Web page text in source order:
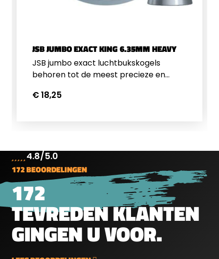
JSB JUMBO EXACT KING 6.35MM HEAVY
JSB jumbo exact luchtbukskogels
behoren tot de meest precieze en
markt. Deze 6.35mm luchtbuks
€ 18,25
4.8/5.0
172 BEOORDELINGEN
172
TEVREDEN KLANTEN
GINGEN U VOOR.